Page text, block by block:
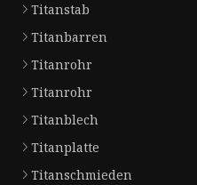
Titanstab
Titanbarren
Titanrohr
Titanrohr
Titanblech
Titanplatte
Titanschmieden